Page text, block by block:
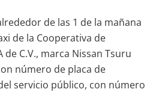
de las 1 de la mañana
de la Cooperativa de
C.V., marca Nissan Tsuru
número de placa de
servicio público, con número